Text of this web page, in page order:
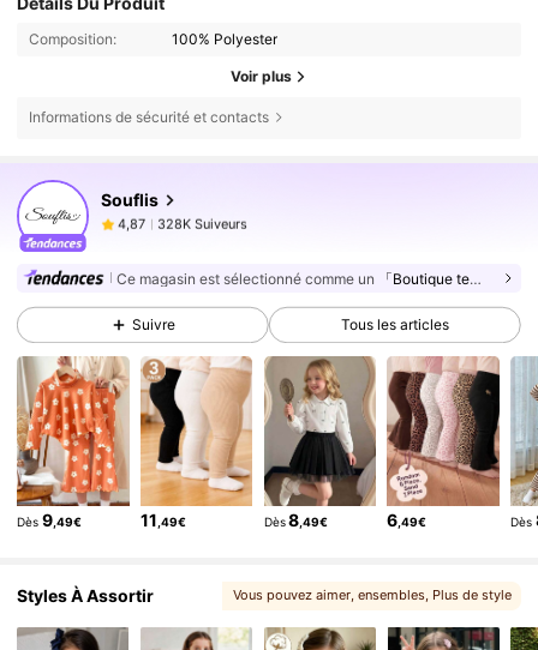
Composition: 100% Polyester
Voir plus
Informations de sécurité et contacts
Souflis
4,87
328K Suiveurs
4***5est en train de naviguer
4,87 328K Suiveurs
4,87 328K Suiveurs
4,87 328K Suiveurs
328K Suiveurs
328K Suiveurs
4,87 328K Suiveurs
4,87 328K Suiveurs
Ce magasin est sélectionné comme un 「Boutique tendance」
Suivre Tous les articles
Dès 9,49€ 11 ,49€ Dès8 ,49€ 6 ,49€ Dès
Styles À Assortir Vous pouvez aimer, ensembles, Plus de style
, Choix correspondants